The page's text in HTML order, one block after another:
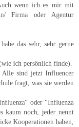
wenn ich es mir mit
Firma oder Agentur
das sehr, sehr gerne
ich persönlich finde).
Alle sind jetzt Influencer
fragt, was sie werden
oder "Influenza
kaum noch, jeder nennt
Kooperationen haben,